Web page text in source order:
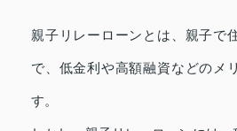
親子リレーローンとは、親子で
で、低金利や高額融資などのメ
す。